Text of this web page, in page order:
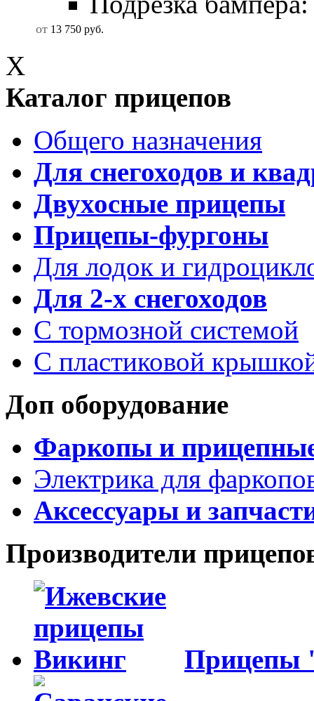
от 13 750 руб.
X
Каталог прицепов
Общего назначения
Для снегоходов и
Двухосные прицепы
Прицепы-фургоны
Для лодок и
Для 2-х снегоходов
С тормозной системой
С пластиковой
Доп оборудование
Фаркопы и
Электрика для
Аксессуары и
Производители